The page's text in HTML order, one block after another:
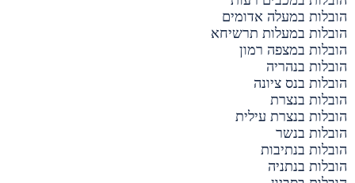
הובלות במעלה אדומים
הובלות במעלות תרשיחא
הובלות במצפה רמון
הובלות בנהריה
הובלות בנס ציונה
הובלות בנצרת
הובלות בנצרת עילית
הובלות בנשר
הובלות בנתיבות
הובלות בנתניה